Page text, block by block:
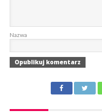
Nazwa